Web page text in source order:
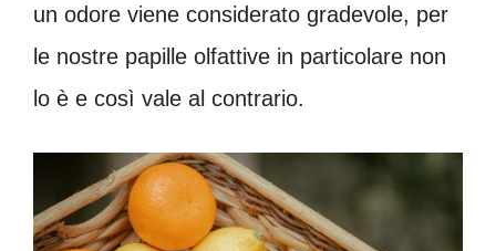
un odore viene considerato gradevole, per
le nostre papille olfattive in particolare non
lo è e così vale al contrario.